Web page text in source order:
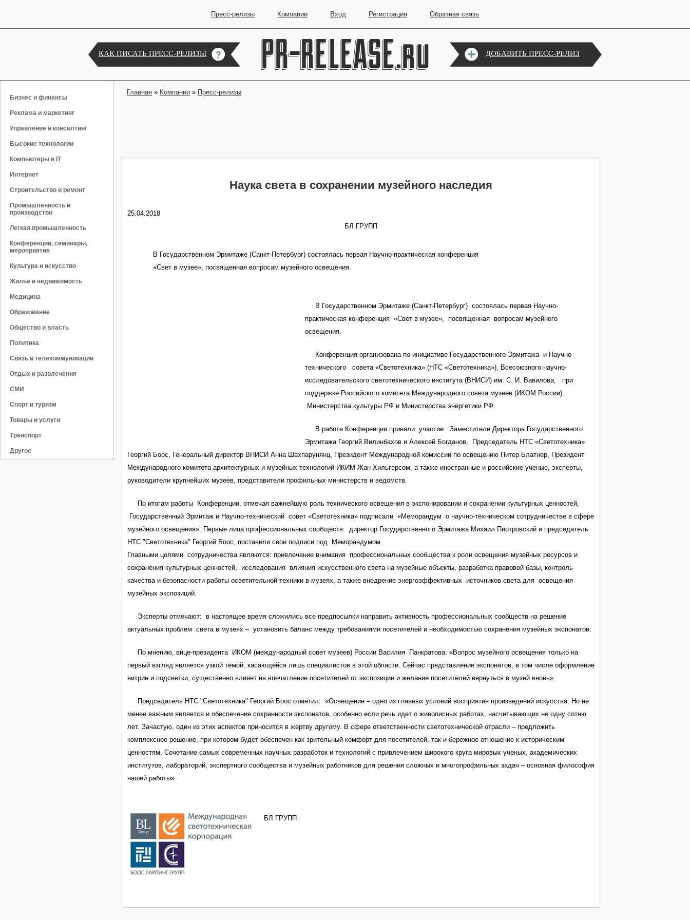
Пресс-релизы Компании Вход Регистрация Обратная связь
КАК ПИСАТЬ ПРЕСС-РЕЛИЗЫ ДОБАВИТЬ ПРЕСС-РЕЛИЗ
Бизнес и финансы
Реклама и маркетинг
Управление и консалтинг
Высокие технологии
Компьютеры и IT
Интернет
Строительство и ремонт
Промышленность и
производство
Легкая промышленность
Конференции, семинары,
мероприятия
Культура и искусство
Жилье и недвижимость
Медицина
Образование
Общество и власть
Политика
Связь и телекоммуникации
Отдых и развлечения
СМИ
Спорт и туризм
Товары и услуги
Транспорт
Другое
Главная » Компании » Пресс-релизы
Наука света в сохранении музейного наследия
25.04.2018
БЛ ГРУПП
В Государственном Эрмитаже (Санкт-Петербург) состоялась первая Научно-практическая конференция
«Свет в музее», посвященная вопросам музейного освещения.
В Государственном Эрмитаже (Санкт-Петербург) состоялась первая Научно-
практическая конференция «Свет в музее», посвященная вопросам музейного
освещения.
Конференция организована по инициативе Государственного Эрмитажа и Научно-
технического совета «Светотехника» (НТС «Светотехника»), Всесоюзного научно-
исследовательского светотехнического института (ВНИСИ) им. С. И. Вавилова, при
поддержке Российского комитета Международного совета музеев (ИКОМ России),
Министерства культуры РФ и Министерства энергетики РФ.
В работе Конференции приняли участие: Заместители Директора Государственного
Эрмитажа Георгий Вилинбахов и Алексей Богданов, Председатель НТС «Светотехника»
Георгий Боос, Генеральный директор ВНИСИ Анна Шахпарунянц, Президент Международной комиссии по освещению Питер Блатнер, Президент
Международного комитета архитектурных и музейных технологий ИКИМ Жан Хильгерсом, а также иностранные и российские ученые, эксперты,
руководители крупнейших музеев, представители профильных министерств и ведомств.
По итогам работы Конференции, отмечая важнейшую роль технического освещения в экспонировании и сохранении культурных ценностей,
Государственный Эрмитаж и Научно-технический совет «Светотехника» подписали «Меморандум о научно-техническом сотрудничестве в сфере
музейного освещения». Первые лица профессиональных сообществ: директор Государственного Эрмитажа Михаил Пиотровский и председатель
НТС "Светотехника" Георгий Боос, поставили свои подписи под Меморандумом.
Главными целями сотрудничества являются: привлечение внимания профессиональных сообщества к роли освещения музейных ресурсов и
сохранения культурных ценностей, исследования влияния искусственного света на музейные объекты, разработка правовой базы, контроль
качества и безопасности работы осветительной техники в музеях, а также внедрение энергоэффективных источников света для освещения
музейных экспозиций.
Эксперты отмечают: в настоящее время сложились все предпосылки направить активность профессиональных сообществ на решение
актуальных проблем света в музеях – установить баланс между требованиями посетителей и необходимостью сохранения музейных экспонатов.
По мнению, вице-президента ИКОМ (международный совет музеев) России Василия Панкратова: «Вопрос музейного освещения только на
первый взгляд является узкой темой, касающейся лишь специалистов в этой области. Сейчас представление экспонатов, в том числе оформление
витрин и подсветки, существенно влияет на впечатление посетителей от экспозиции и желание посетителей вернуться в музей вновь».
Председатель НТС "Светотехника" Георгий Боос отметил: «Освещение – одно из главных условий восприятия произведений искусства. Но не
менее важным является и обеспечение сохранности экспонатов, особенно если речь идет о живописных работах, насчитывающих не одну сотню
лет. Зачастую, один из этих аспектов приносится в жертву другому. В сфере ответственности светотехнической отрасли – предложить
комплексное решение, при котором будет обеспечен как зрительный комфорт для посетителей, так и бережное отношение к историческим
ценностям. Сочетание самых современных научных разработок и технологий с привлечением широкого круга мировых ученых, академических
институтов, лабораторий, экспертного сообщества и музейных работников для решения сложных и многопрофильных задач – основная философия
нашей работы».
БЛ ГРУПП